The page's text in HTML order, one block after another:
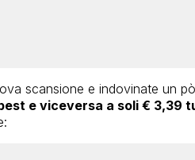
scansione e indovinate un
e viceversa a soli € 3,39